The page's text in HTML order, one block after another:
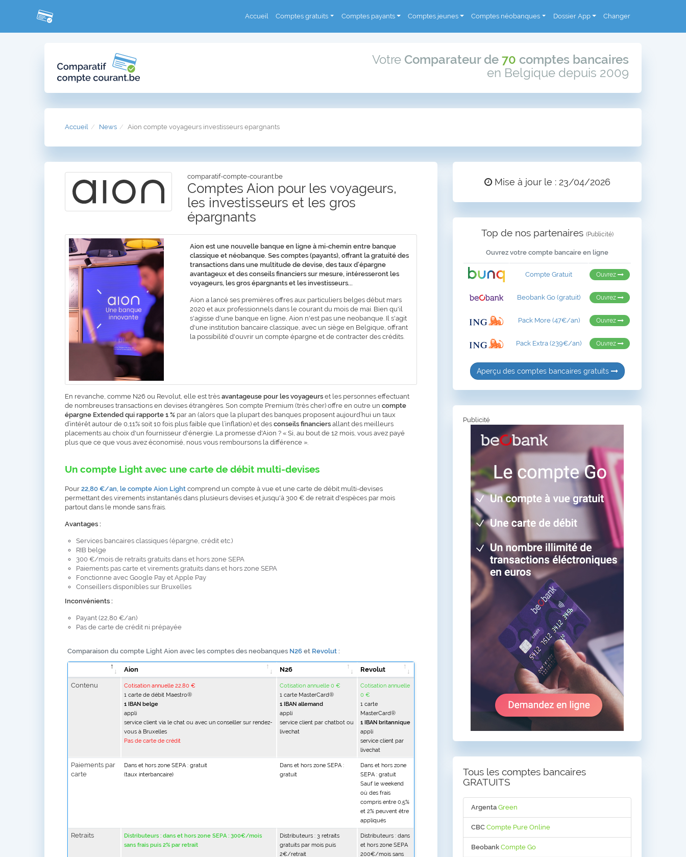
Accueil Comptes gratuits Comptes payants Comptes jeunes Comptes néobanques Dossier App Changer
Votre Comparateur de 70 comptes bancaires
en Belgique depuis 2009
Accueil News Aion compte voyageurs investisseurs epargnants
comparatif-compte-courant.be
Comptes Aion pour les voyageurs,
les investisseurs et les gros
épargnants
Aion est une nouvelle banque en ligne à mi-chemin entre banque
classique et néobanque. Ses comptes (payants), offrant la gratuité des
transactions dans une multitude de devise, des taux d’épargne
avantageux et des conseils financiers sur mesure, intéresseront les
voyageurs, les gros épargnants et les investisseurs...
Aion a lancé ses premières offres aux particuliers belges début mars
2020 et aux professionnels dans le courant du mois de mai. Bien qu'il
s'agisse d'une banque en ligne, Aion n'est pas une neobanque. Il s'agit
d'une institution bancaire classique, avec un siège en Belgique, offrant
la possibilité d'ouvrir un compte épargne et de contracter des crédits.
En revanche, comme N26 ou Revolut, elle est très avantageuse pour les voyageurs et les personnes effectuant
de nombreuses transactions en devises étrangères. Son compte Premium (très cher) offre en outre un compte
épargne Extended qui rapporte 1 % par an (alors que la plupart des banques proposent aujourd’hui un taux
d’intérêt autour de 0,11% soit 10 fois plus faible que l’inflation) et des conseils financiers allant des meilleurs
placements au choix d'un fournisseur d'énergie. La promesse d'Aion ? « Si, au bout de 12 mois, vous avez payé
plus que ce que vous avez économisé, nous vous remboursons la différence ».
Un compte Light avec une carte de débit multi-devises
Pour 22,80 €/an, le compte Aion Light comprend un compte à vue et une carte de débit multi-devises
permettant des virements instantanés dans plusieurs devises et jusqu'à 300 € de retrait d'espèces par mois
partout dans le monde sans frais.
Avantages :
Services bancaires classiques (épargne, crédit etc.)
RIB belge
300 €/mois de retraits gratuits dans et hors zone SEPA
Paiements pas carte et virements gratuits dans et hors zone SEPA
Fonctionne avec Google Pay et Apple Pay
Conseillers disponibles sur Bruxelles
Inconvénients :
Payant (22,80 €/an)
Pas de carte de crédit ni prépayée
Comparaison du compte Light Aion avec les comptes des neobanques N26 et Revolut :
Aion N26 Revolut
Contenu
Cotisation annuelle 22,80 €
1 carte de débit Maestro®
1 IBAN belge
appli
service client via le chat ou avec un conseiller sur rendez-
vous à Bruxelles
Pas de carte de crédit
Cotisation annuelle 0 €
1 carte MasterCard®
1 IBAN allemand
appli
service client par chatbot ou
livechat
Cotisation annuelle
0 €
1 carte
MasterCard®
1 IBAN britannique
appli
service client par
livechat
Paiements par
carte
Dans et hors zone SEPA : gratuit
(taux interbancaire)
Dans et hors zone SEPA :
gratuit
Dans et hors zone
SEPA : gratuit
Sauf le weekend
où des frais
compris entre 0,5%
et 2% peuvent être
appliqués
Retraits
Distributeurs : dans et hors zone SEPA : 300€/mois
sans frais puis 2% par retrait
Distributeurs : 3 retraits
gratuits par mois puis
2€/retrait
Distributeurs : dans
et hors zone SEPA
200€/mois sans
Mise à jour le : 23/04/2026
Top de nos partenaires (Publicité)
Ouvrez votre compte bancaire en ligne
Compte Gratuit Ouvrez
Beobank Go (gratuit) Ouvrez
Pack More (47€/an) Ouvrez
Pack Extra (239€/an) Ouvrez
Aperçu des comptes bancaires gratuits
Publicité
Tous les comptes bancaires
GRATUITS
Argenta Green
CBC Compte Pure Online
Beobank Compte Go